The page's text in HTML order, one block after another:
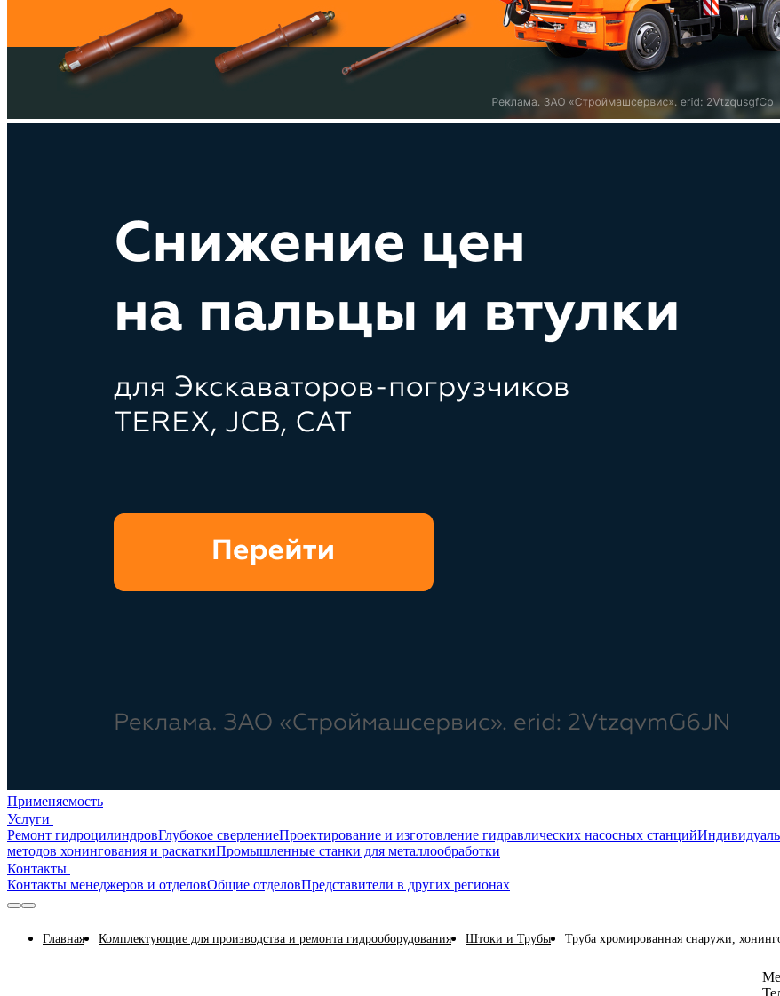
Применяемость
Услуги
Ремонт гидроцилиндровГлубокое сверлениеПроектирование и изготовление гидравлических насосных станций
методов хонингования и раскаткиПромышленные станки для металлообработки
Контакты
Контакты менеджеров и отделовОбщие отделовПредставители в других регионах
Главная Комплектующие для производства и ремонта гидрооборудования Штоки и Трубы Труба хромированная снаружи,